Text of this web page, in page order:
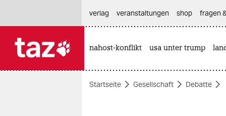
themen
verlag
veranstaltungen shop fragen
nahost-konflikt usa unter trump
Startseite Gesellschaft Debatte